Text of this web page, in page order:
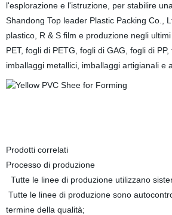
l'esplorazione e l'istruzione, per stabilire
Shandong Top leader Plastic Packing Co.,
plastico, R & S film e produzione negli
PET, fogli di PETG, fogli di GAG, fogli di
imballaggi metallici, imballaggi artigianali e
Prodotti correlati
Processo di produzione
Tutte le linee di produzione utilizzano
Tutte le linee di produzione sono
termine della qualità;